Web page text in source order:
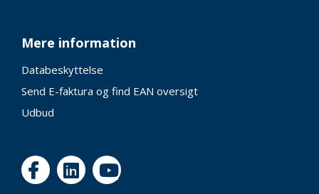
Mere information
Databeskyttelse
Send E-faktura og find EAN oversigt
Udbud